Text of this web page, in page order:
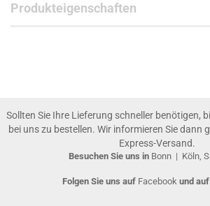
Produkteigenschaften
Sollten Sie Ihre Lieferung schneller benötigen,
bei uns zu bestellen. Wir informieren Sie dann
Express-Versand.
Besuchen Sie uns in Bonn | Köln,
Folgen Sie uns auf Facebook und auf